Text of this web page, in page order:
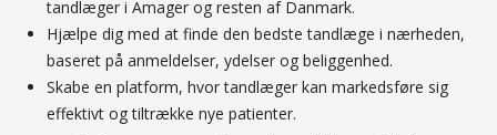
tandlæger i Amager og resten af Danmark.
Hjælpe dig med at finde den bedste tandlæge i nærheden,
baseret på anmeldelser, ydelser og beliggenhed.
Skabe en platform, hvor tandlæger kan markedsføre sig
effektivt og tiltrække nye patienter.